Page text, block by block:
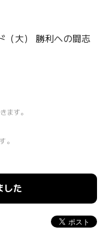
（大） 勝利への闘志
ます。
。
した